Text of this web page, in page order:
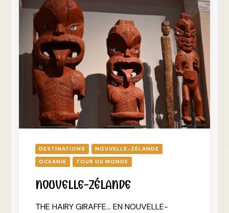
DESTINATIONS
NOUVELLE-ZÉLANDE
OCEANIE
TOUR DU MONDE
NOUVELLE-ZÉLANDE
THE HAIRY GIRAFFE… EN NOUVELLE-